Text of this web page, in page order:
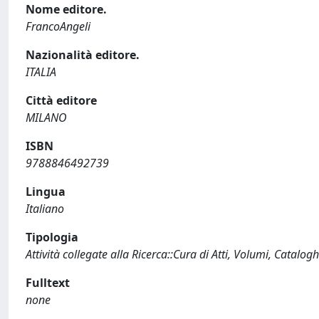
Nome editore.
FrancoAngeli
Nazionalità editore.
ITALIA
Città editore
MILANO
ISBN
9788846492739
Lingua
Italiano
Tipologia
Attività collegate alla Ricerca::Cura di Atti, Volumi,
Fulltext
none